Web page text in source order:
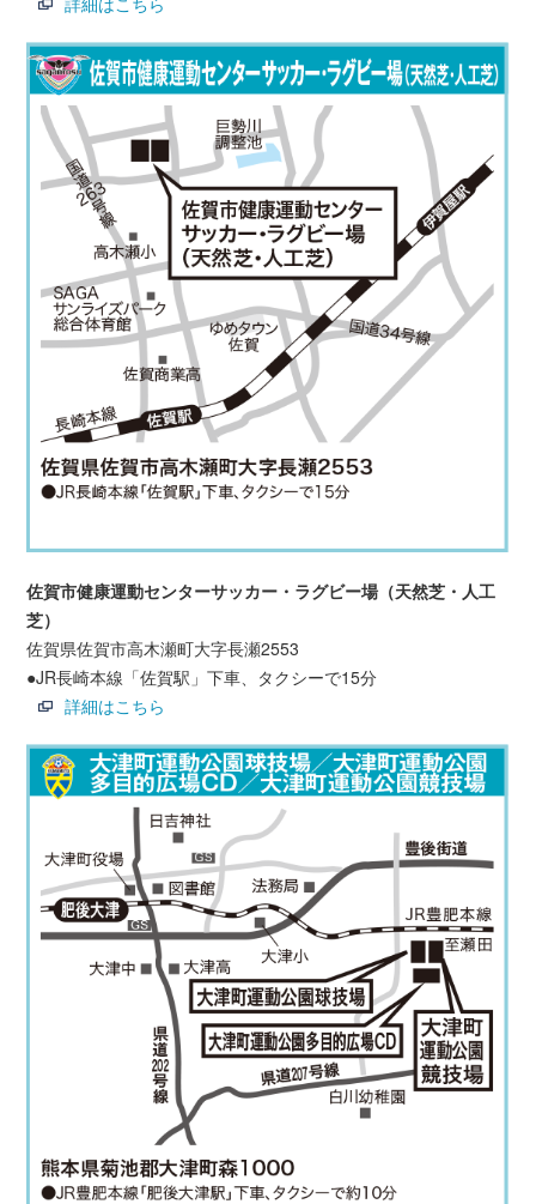
佐賀市健康運動センターサッカー・ラグビー場（天然芝・人工
芝）
佐賀県佐賀市高木瀬町大字長瀬2553
●JR長崎本線「佐賀駅」下車、タクシーで15分
詳細はこちら